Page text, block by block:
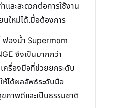
และสะดวกต่อการใช้งาน
นใหม่ได้เมื่อต้องการ
องน้ำ Supermom
จึงเป็นมากกว่า
ครื่องมือที่ช่วยยกระดับ
ได้ผลลัพธ์ระดับมือ
ภาพดีและเป็นธรรมชาติ